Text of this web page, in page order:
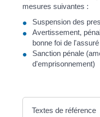
mesures suivantes :
Suspension des
Avertissement,
bonne foi de l'assuré
Sanction pénale
d'emprisonnement)
Textes de référence